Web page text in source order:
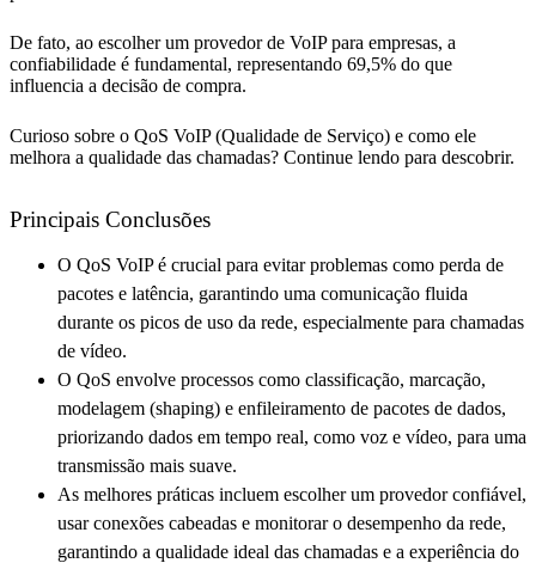
De fato, ao escolher um provedor de VoIP para empresas, a
confiabilidade é fundamental, representando 69,5% do que
influencia a decisão de compra.
Curioso sobre o QoS VoIP (Qualidade de Serviço) e como ele
melhora a qualidade das chamadas? Continue lendo para descobrir.
Principais Conclusões
O QoS VoIP é crucial para evitar problemas como perda de
pacotes e latência, garantindo uma comunicação fluida
durante os picos de uso da rede, especialmente para chamadas
de vídeo.
O QoS envolve processos como classificação, marcação,
modelagem (shaping) e enfileiramento de pacotes de dados,
priorizando dados em tempo real, como voz e vídeo, para uma
transmissão mais suave.
As melhores práticas incluem escolher um provedor confiável,
usar conexões cabeadas e monitorar o desempenho da rede,
garantindo a qualidade ideal das chamadas e a experiência do